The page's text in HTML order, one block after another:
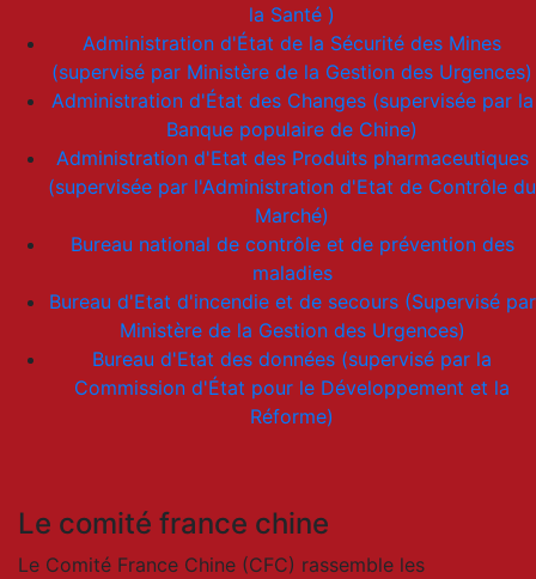
la Santé )
Administration d'État de la Sécurité des Mines
(supervisé par Ministère de la Gestion des Urgences)
Administration d'État des Changes (supervisée par la
Banque populaire de Chine)
Administration d'Etat des Produits pharmaceutiques
(supervisée par l'Administration d'Etat de Contrôle du
Marché)
Bureau national de contrôle et de prévention des
maladies
Bureau d'Etat d'incendie et de secours (Supervisé par
Ministère de la Gestion des Urgences)
Bureau d'Etat des données (supervisé par la
Commission d'État pour le Développement et la
Réforme)
Le comité france chine
Le Comité France Chine (CFC) rassemble les